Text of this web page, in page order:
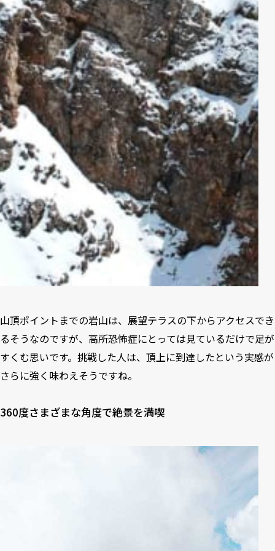
山頂ポイントまでの岩山は、展望テラスの下からアクセスでき
るそうなのですが、高所恐怖症にとっては見ているだけで足が
すくむ思いです。挑戦した人は、頂上に到達したという実感が
さらに強く味わえそうですね。
360度さまざまな角度で絶景を満喫